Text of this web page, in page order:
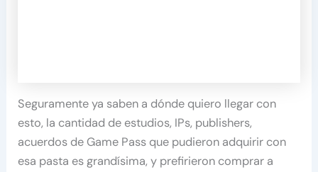
Seguramente ya saben a dónde quiero llegar con
esto, la cantidad de estudios, IPs, publishers,
acuerdos de Game Pass que pudieron adquirir con
esa pasta es grandísima, y prefirieron comprar a